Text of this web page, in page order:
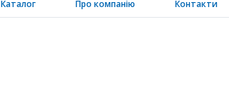
Каталог Про компанію Контакти